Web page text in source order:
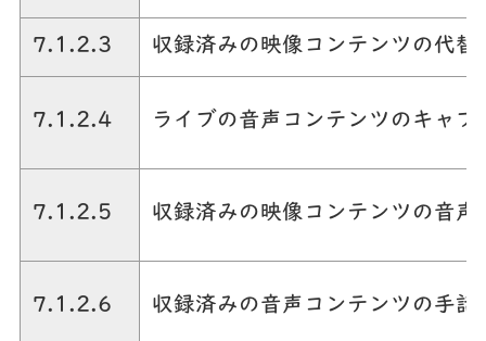
7.1.2.3 収録済みの映像コンテンツの代
7.1.2.4 ライブの音声コンテンツのキャ
7.1.2.5 収録済みの映像コンテンツの音
7.1.2.6 収録済みの音声コンテンツの手